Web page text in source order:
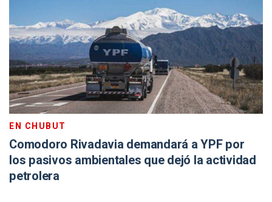
EN CHUBUT
Comodoro Rivadavia demandará a YPF por
los pasivos ambientales que dejó la actividad
petrolera